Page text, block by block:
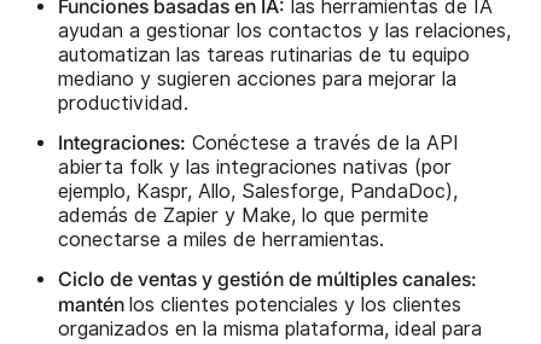
Funciones basadas en IA: las herramientas de IA
ayudan a gestionar los contactos y las relaciones,
automatizan las tareas rutinarias de tu equipo
mediano y sugieren acciones para mejorar la
productividad.
Integraciones: Conéctese a través de la API
abierta folk y las integraciones nativas (por
ejemplo, Kaspr, Allo, Salesforge, PandaDoc),
además de Zapier y Make, lo que permite
conectarse a miles de herramientas.
Ciclo de ventas y gestión de múltiples canales:
mantén los clientes potenciales y los clientes
organizados en la misma plataforma, ideal para